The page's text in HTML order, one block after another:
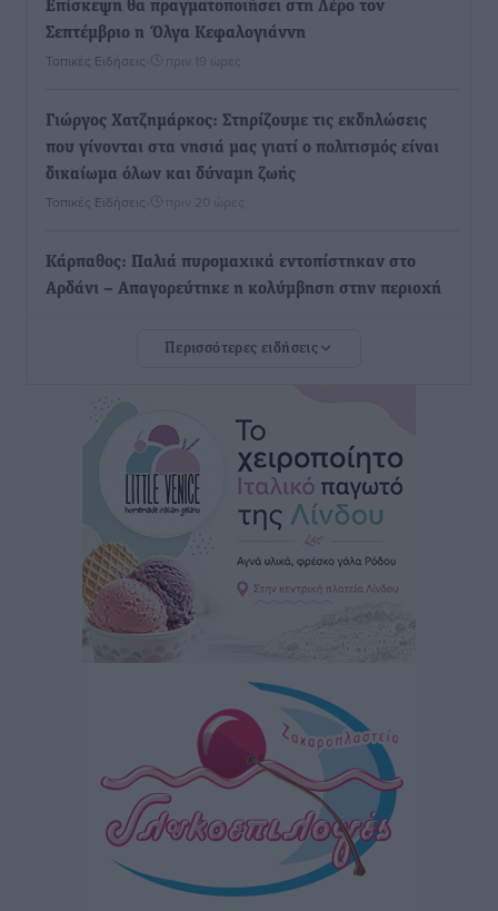
Επίσκεψη θα πραγματοποιήσει στη Λέρο τον
Σεπτέμβριο η Όλγα Κεφαλογιάννη
Τοπικές Ειδήσεις πριν 19 ώρες
Γιώργος Χατζημάρκος: Στηρίζουμε τις εκδηλώσεις
που γίνονται στα νησιά μας γιατί ο πολιτισμός είναι
δικαίωμα όλων και δύναμη ζωής
Τοπικές Ειδήσεις πριν 20 ώρες
Κάρπαθος: Παλιά πυρομαχικά εντοπίστηκαν στο
Αρδάνι – Απαγορεύτηκε η κολύμβηση στην περιοχή
εφησυχασμού» – Σε πλήρη ετοιμότητα ο μηχανισμός
πριν 21 ώρες
Καιρός: Επιμένουν οι υψηλές θερμοκρασίες – Ισχυρά
μελτέμια έως 9 μποφόρ, σε «Red Code» 6 περιοχές
Τοπικές Ειδήσεις πριν 22 ώρες
Τα φοιτητικά ενοίκια «τινάζουν στον αέρα» τους
οικογενειακούς προϋπολογισμούς
• πριν 22 ώρες
Δύο νέοι ξενώνες παραδόθηκαν στις Ένοπλες
Δυνάμεις στη νήσο Ρω
Τοπικές Ειδήσεις• πριν 22 ώρες
Συνεχίζεται η έξοδος του Αυγούστου – Πάνω από
34.000 αναχωρούν σήμερα μόνο από τον Πειραιά
πριν 22 ώρες
Περισσότερες ειδήσεις